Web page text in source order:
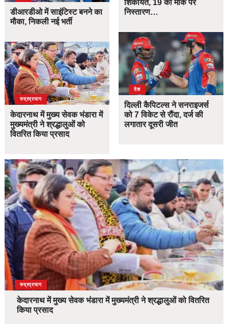
डीआरडीओ में साइंटिस्ट बनने का
मौका, निकली नई भर्ती
उत्तराखंड
देश
रुद्रप्रयाग
केदारनाथ में मुख्य सेवक भंडारा में
मुख्यमंत्री ने श्रद्धालुओं को
वितरित किया प्रसाद
शिकायतें, 19 का मौके पर
निस्तारण…
देश
दिल्ली कैपिटल्स ने सनराइजर्स
को 7 विकेट से रौंदा, दर्ज की
लगातार दूसरी जीत
उत्तराखंड
देश
रुद्रप्रयाग
केदारनाथ में मुख्य सेवक भंडारा में मुख्यमंत्री ने श्रद्धालुओं को वितरित
किया प्रसाद